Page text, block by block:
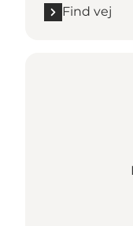
Find vej